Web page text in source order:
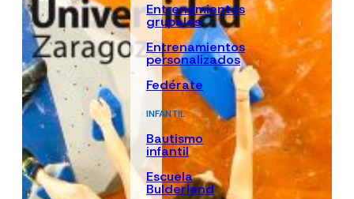
Entrenamientos
grupales
Entrenamientos
personalizados
Fedérate
INFANTIL
Bautismo
infantil
Escuela
Bulderland